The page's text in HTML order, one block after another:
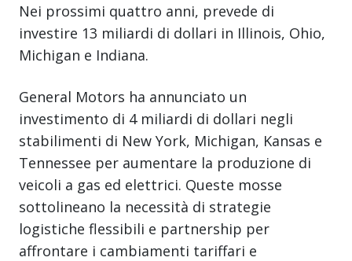
Nei prossimi quattro anni, prevede di
investire 13 miliardi di dollari in Illinois, Ohio,
Michigan e Indiana.
General Motors ha annunciato un
investimento di 4 miliardi di dollari negli
stabilimenti di New York, Michigan, Kansas e
Tennessee per aumentare la produzione di
veicoli a gas ed elettrici. Queste mosse
sottolineano la necessità di strategie
logistiche flessibili e partnership per
affrontare i cambiamenti tariffari e